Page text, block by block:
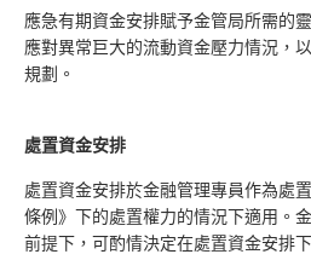
應急有期資金安排賦予金管局所需的
應對異常巨大的流動資金壓力情況，
規劃。
處置資金安排
處置資金安排於金融管理專員作為處
條例》下的處置權力的情況下適用。
前提下，可酌情決定在處置資金安排